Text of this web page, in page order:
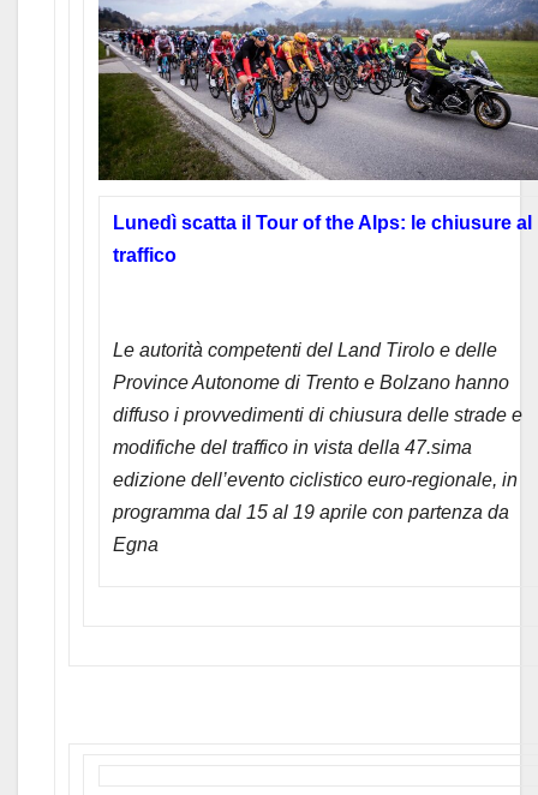
Lunedì scatta il Tour of the Alps: le chiusure al
traffico
Le autorità competenti del Land Tirolo e delle
Province Autonome di Trento e Bolzano hanno
diffuso i provvedimenti di chiusura delle strade e
modifiche del traffico in vista della 47.sima
edizione dell’evento ciclistico euro-regionale, in
programma dal 15 al 19 aprile con partenza da
Egna